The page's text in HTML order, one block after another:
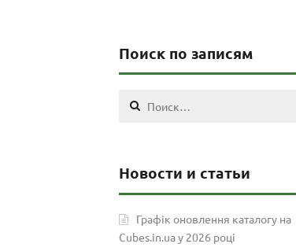
Поиск по записям
Найти:
Новости и статьи
Графік оновлення каталогу на
Cubes.in.ua у 2026 році